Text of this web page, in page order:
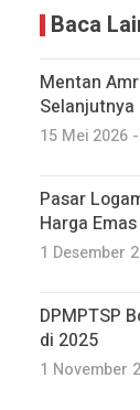
Baca
Mentan
Selanjutnya
15 Mei 2026
Pasar
Harga
1 Desember
DPMPTSP
di 2025
1 November